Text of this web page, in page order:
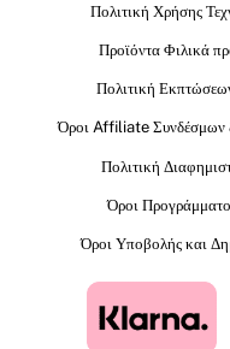
Πολιτική Χρήσης
Προϊόντα Φιλικά
Πολιτική
Όροι Affiliate Συνδέσμων
Πολιτική
Όροι
Όροι Υποβολής και